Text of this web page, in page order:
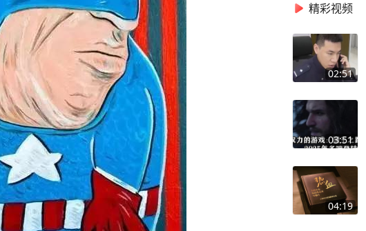
精彩视频
02:51
03:51
04:19